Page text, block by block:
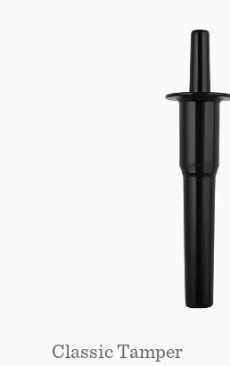
Classic Tamper